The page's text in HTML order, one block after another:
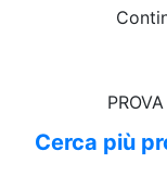
Cerca più